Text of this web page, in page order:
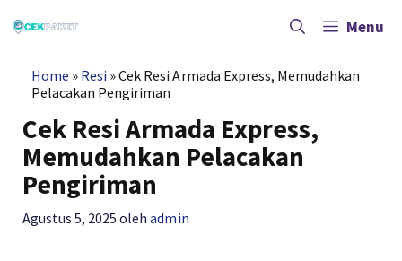
ke
Menu
Home » Resi »Cek Resi Armada Express, Memudahkan
Pelacakan Pengiriman
Cek Resi Armada Express,
Memudahkan Pelacakan
Pengiriman
Agustus 5, 2025 olehadmin